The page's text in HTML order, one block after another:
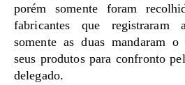
porém somente foram
fabricantes que registraram
somente as duas mandaram o
seus produtos para confronto
delegado.